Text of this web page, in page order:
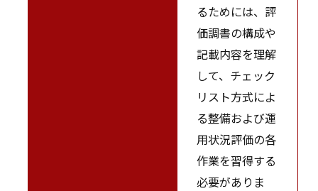
るためには、評
価調書の構成や
記載内容を理解
して、チェック
リスト方式によ
る整備および運
用状況評価の各
作業を習得する
必要がありま